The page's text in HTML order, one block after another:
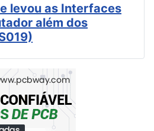
levou as Interfaces
além dos